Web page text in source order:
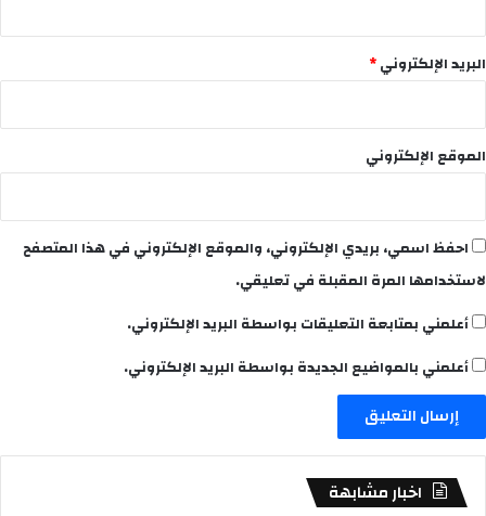
البريد الإلكتروني*
الموقع الإلكتروني
احفظ اسمي، بريدي الإلكتروني، والموقع الإلكتروني في هذا المتصفح
لاستخدامها المرة المقبلة في تعليقي.
أعلمني بمتابعة التعليقات بواسطة البريد الإلكتروني.
أعلمني بالمواضيع الجديدة بواسطة البريد الإلكتروني.
اخبار مشابهة